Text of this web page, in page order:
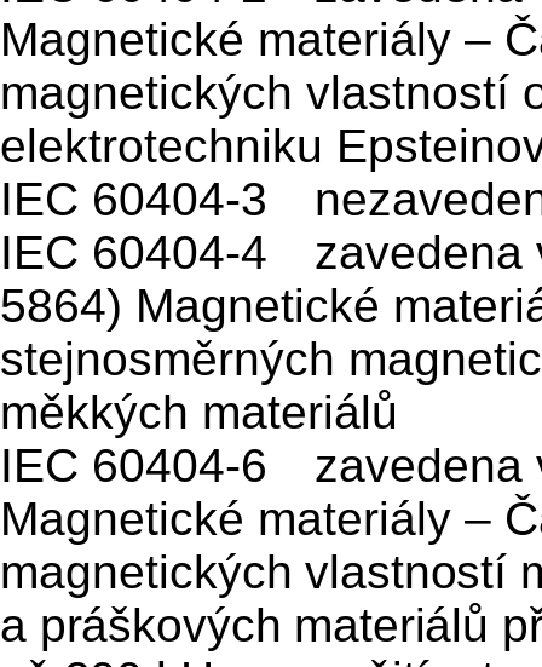
Magnetické materiály –
magnetických vlastností
elektrotechniku
IEC 60404-3
IEC 60404-4 zavedena
5864) Magnetické
stejnosměrných
měkkých materiálů
IEC 60404-6 zavedena
Magnetické materiály –
magnetických vlastností
a práškových materiálů